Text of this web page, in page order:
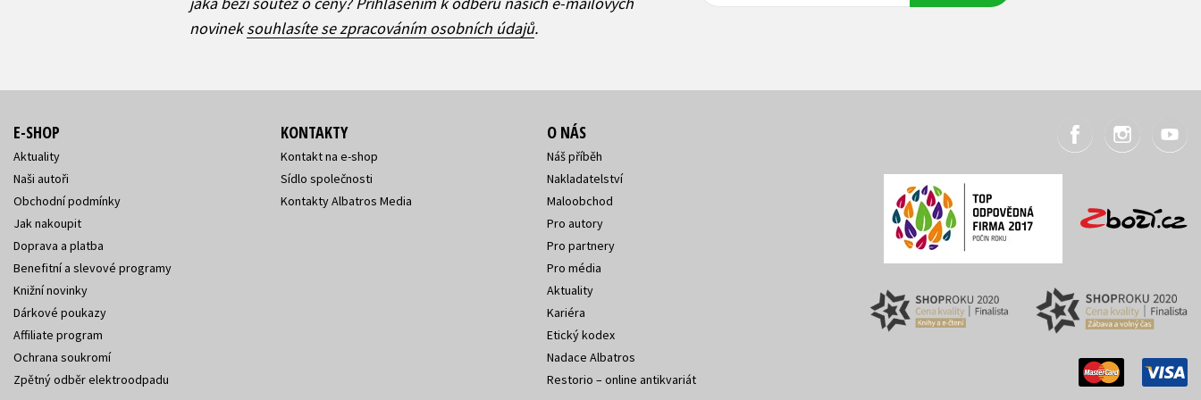
novineksouhlasíte se zpracováním osobních údajů.
E-SHOP
Aktuality
Naši autoři
Obchodní podmínky
Jak nakoupit
Doprava a platba
Benefitní a slevové programy
Knižní novinky
Dárkové poukazy
Affiliate program
Ochrana soukromí
Zpětný odběr elektroodpadu
KONTAKTY
Kontakt na e-shop
Sídlo společnosti
Kontakty Albatros Media
O NÁS
Náš příběh
Nakladatelství
Maloobchod
Pro autory
Pro partnery
Pro média
Aktuality
Kariéra
Etický kodex
Nadace Albatros
Restorio – online antikvariát